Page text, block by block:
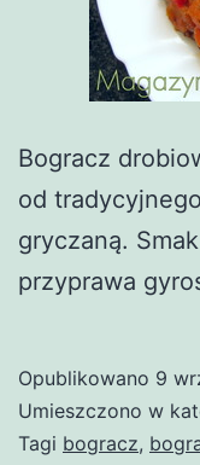
Bogracz
od
gryczaną.
przyprawa
Opublikowano 9
Umieszczono w
Tagi bogracz,